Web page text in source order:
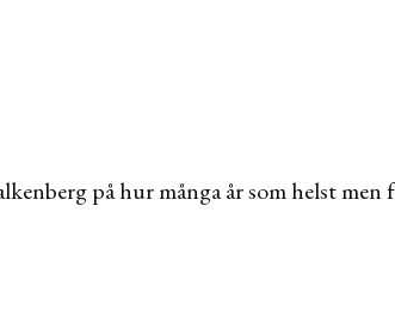
på hur många år som helst